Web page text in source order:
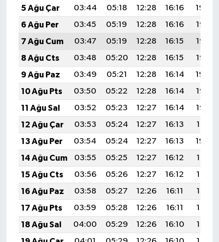
5 Ağu Çar
03:44 05:18 12:28 16:16
19:29
6 Ağu Per
03:45 05:19 12:28 16:16
19:28
7 Ağu Cum
03:47 05:19 12:28 16:15
19:27
8 Ağu Cts
03:48 05:20 12:28 16:15
19:25
9 Ağu Paz
03:49 05:21 12:28 16:14
19:24
10 Ağu Pts
03:50 05:22 12:28 16:14
19:23
11 Ağu Sal
03:52 05:23 12:27 16:14
19:22
12 Ağu Çar
03:53 05:24 12:27 16:13
19:21
13 Ağu Per
03:54 05:24 12:27 16:13
19:20
14 Ağu Cum
03:55 05:25 12:27 16:12
19:18
15 Ağu Cts
03:56 05:26 12:27 16:12
19:17
16 Ağu Paz
03:58 05:27 12:26 16:11
19:16
17 Ağu Pts
03:59 05:28 12:26 16:11
19:15
18 Ağu Sal
04:00 05:29 12:26 16:10
19:13